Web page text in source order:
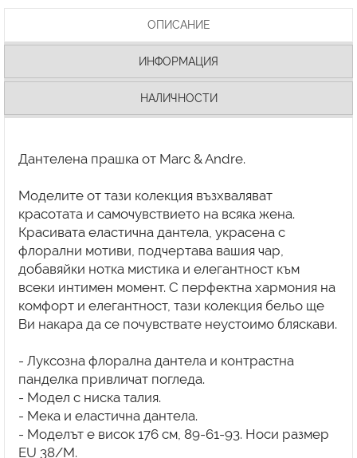
ОПИСАНИЕ
ИНФОРМАЦИЯ
НАЛИЧНОСТИ
Дантелена прашка от Marc & Andre.
Моделите от тази колекция възхваляват
красотата и самочувствието на всяка жена.
Красивата еластична дантела, украсена с
флорални мотиви, подчертава вашия чар,
добавяйки нотка мистика и елегантност към
всеки интимен момент. С перфектна хармония на
комфорт и елегантност, тази колекция бельо ще
Ви накара да се почувствате неустоимо бляскави.
- Луксозна флорална дантела и контрастна
панделка привличат погледа.
- Модел с ниска талия.
- Мека и еластична дантела.
- Моделът е висок 176 см, 89-61-93. Носи размер
EU 38/М.